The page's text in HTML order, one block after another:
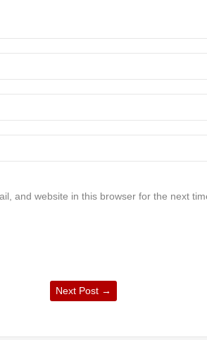
and website in this browser for the next
Next Post →